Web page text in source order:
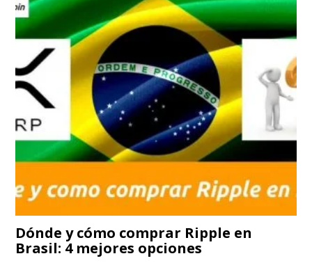
Dónde y cómo comprar Ripple en
Brasil: 4 mejores opciones